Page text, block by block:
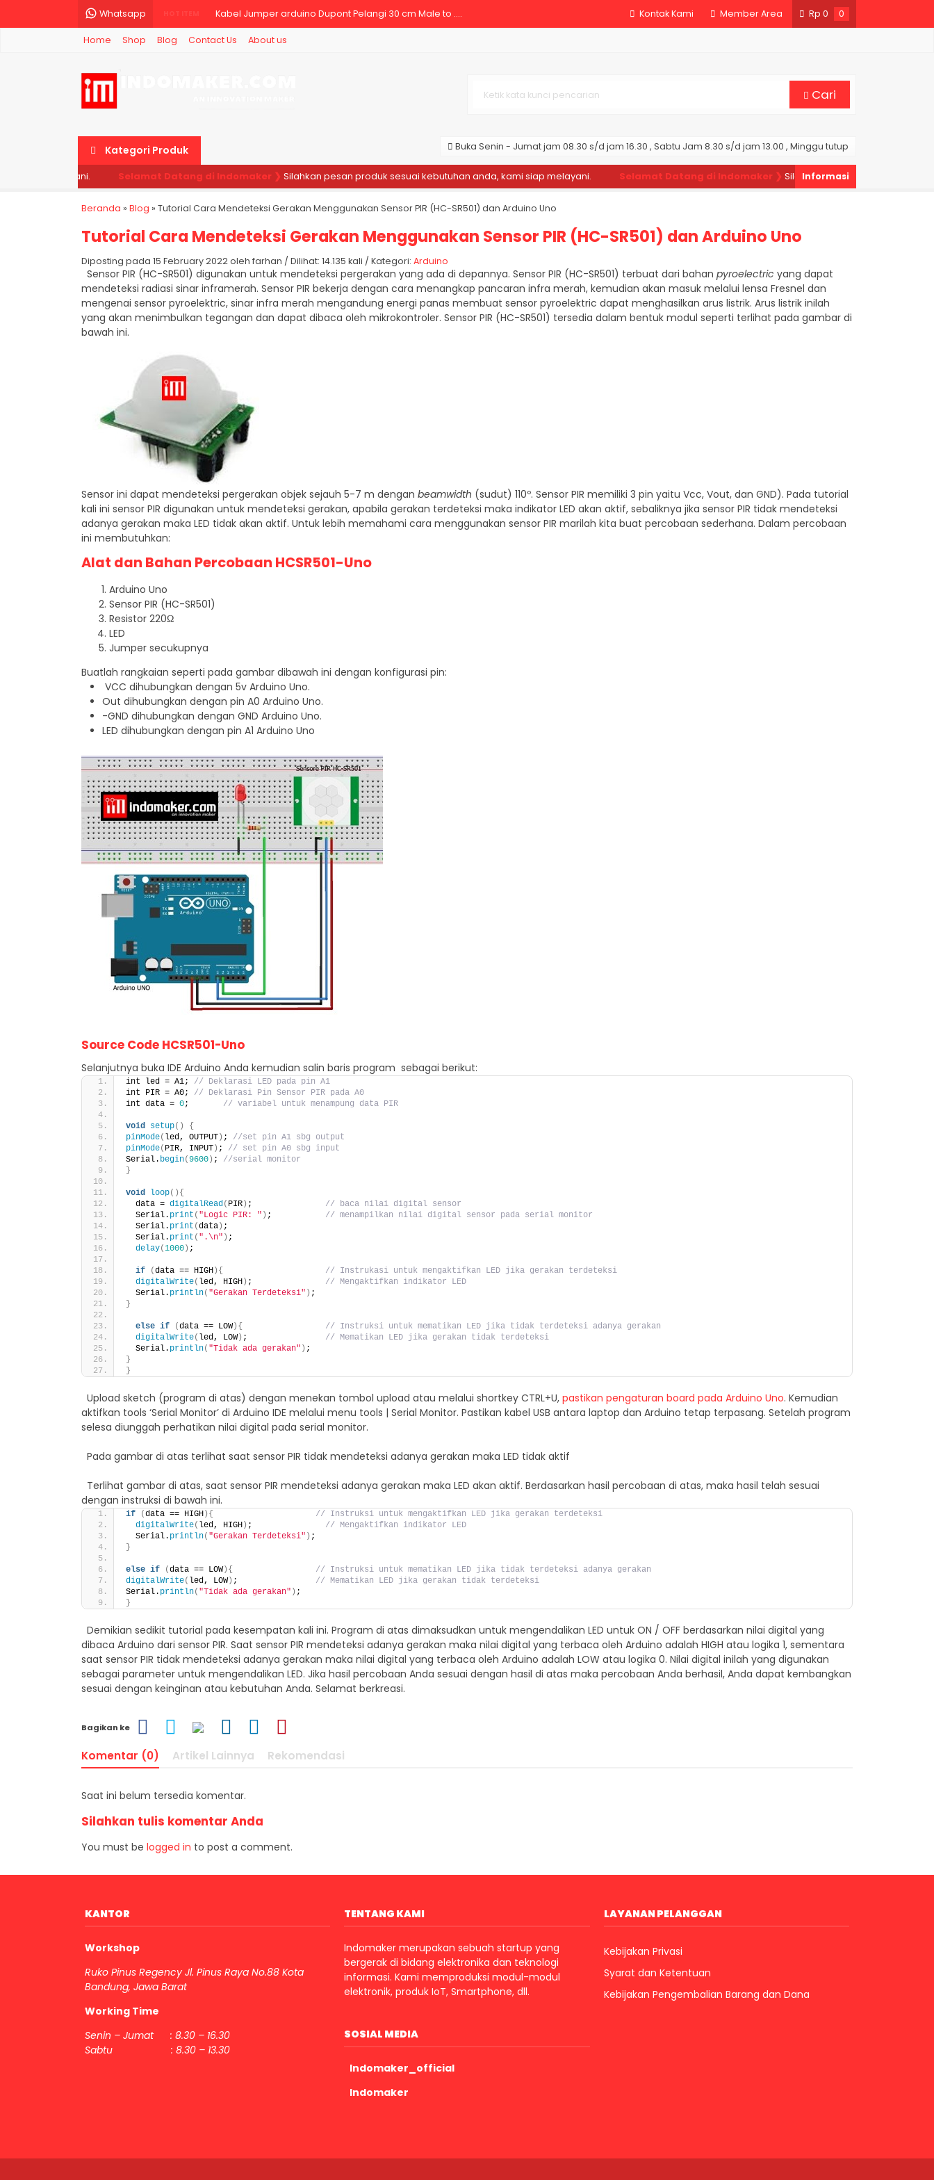
Whatsapp Kabel Jumper arduino Dupont Pelangi 30 cm Male to ....
E18-D80NK Infrared Obstacle Avoidance Sensor Proxi....
Dual Volt Amp Meter Digital Ampere Meter Voltmeter....
Kabel Jumper Arduino Dupont 20 cm Female to Male P....
Kapton Tape Polymide Film 50mm Polimida 50 mm Isol....
Kontak Kami Member Area Rp 0 0
Home Shop Blog Contact Us About us
Cari
Kategori Produk Buka Senin - Jumat jam 08.30 s/d jam 16.30 , Sabtu Jam 8.30 s/d jam 13.00 , Minggu tutup
Selamat Datang di Indomaker ❯Silahkan pesan produk sesuai kebutuhan anda, kami siap melayani. Selamat Datang di Indomaker ❯Silahkan pesan produk sesuai
Beranda » Blog » Tutorial Cara Mendeteksi Gerakan Menggunakan Sensor PIR (HC-SR501) dan Arduino Uno
Tutorial Cara Mendeteksi Gerakan Menggunakan Sensor PIR (HC-SR501) dan Arduino Uno
Diposting pada 15 February 2022 oleh farhan / Dilihat: 14.135 kali / Kategori: Arduino
Sensor PIR (HC-SR501) digunakan untuk mendeteksi pergerakan yang ada di depannya. Sensor PIR (HC-SR501) terbuat dari bahan pyroelectric yang dapat
mendeteksi radiasi sinar inframerah. Sensor PIR bekerja dengan cara menangkap pancaran infra merah, kemudian akan masuk melalui lensa Fresnel dan
mengenai sensor pyroelektric, sinar infra merah mengandung energi panas membuat sensor pyroelektric dapat menghasilkan arus listrik. Arus listrik inilah
yang akan menimbulkan tegangan dan dapat dibaca oleh mikrokontroler. Sensor PIR (HC-SR501) tersedia dalam bentuk modul seperti terlihat pada gambar di
bawah ini.
Sensor ini dapat mendeteksi pergerakan objek sejauh 5-7 m dengan beamwidth (sudut) 110º. Sensor PIR memiliki 3 pin yaitu Vcc, Vout, dan GND). Pada tutorial
kali ini sensor PIR digunakan untuk mendeteksi gerakan, apabila gerakan terdeteksi maka indikator LED akan aktif, sebaliknya jika sensor PIR tidak mendeteksi
adanya gerakan maka LED tidak akan aktif. Untuk lebih memahami cara menggunakan sensor PIR marilah kita buat percobaan sederhana. Dalam percobaan
ini membutuhkan:
Alat dan Bahan Percobaan HCSR501-Uno
Arduino Uno
Sensor PIR (HC-SR501)
Resistor 220Ω
LED
Jumper secukupnya
Buatlah rangkaian seperti pada gambar dibawah ini dengan konfigurasi pin:
VCC dihubungkan dengan 5v Arduino Uno.
Out dihubungkan dengan pin A0 Arduino Uno.
-GND dihubungkan dengan GND Arduino Uno.
LED dihubungkan dengan pin A1 Arduino Uno
Source Code HCSR501-Uno
Selanjutnya buka IDE Arduino Anda kemudian salin baris program sebagai berikut:
int led = A1; // Deklarasi LED pada pin A1
int PIR = A0; // Deklarasi Pin Sensor PIR pada A0
int data = 0; // variabel untuk menampung data PIR
void setup()
{
pinMode( led, OUTPUT ) ; //set pin A1 sbg output
pinMode( PIR, INPUT ) ; // set pin A0 sbg input
Serial. begin(9600 ) ; //serial monitor
}
void loop(){
  data =
digitalRead( PIR ) ; // baca nilai digital sensor
  Serial.
print ( "Logic PIR: " ) ; // menampilkan nilai digital sensor pada serial monitor
  Serial.
print (data ) ;
  Serial.
print ( ".\n" ) ;
delay(1000 ) ;
if (data == HIGH ){
// Instrukasi untuk mengaktifkan LED jika gerakan terdeteksi
digitalWrite( led, HIGH ) ; // Mengaktifkan indikator LED
  Serial.
println( "Gerakan Terdeteksi" ) ;
}
else if (data == LOW){
// Instruksi untuk mematikan LED jika tidak terdeteksi adanya gerakan
digitalWrite( led, LOW) ; // Mematikan LED jika gerakan tidak terdeteksi
  Serial.
println( "Tidak ada gerakan" ) ;
}
}
Upload sketch (program di atas) dengan menekan tombol upload atau melalui shortkey CTRL+U, pastikan pengaturan board pada Arduino Uno. Kemudian
aktifkan tools ‘Serial Monitor’ di Arduino IDE melalui menu tools | Serial Monitor. Pastikan kabel USB antara laptop dan Arduino tetap terpasang. Setelah program
selesa diunggah perhatikan nilai digital pada serial monitor.
Pada gambar di atas terlihat saat sensor PIR tidak mendeteksi adanya gerakan maka LED tidak aktif
Terlihat gambar di atas, saat sensor PIR mendeteksi adanya gerakan maka LED akan aktif. Berdasarkan hasil percobaan di atas, maka hasil telah sesuai
dengan instruksi di bawah ini.
if (data == HIGH ){
// Instruksi untuk mengaktifkan LED jika gerakan terdeteksi
digitalWrite( led, HIGH ) ; // Mengaktifkan indikator LED
  Serial.
println( "Gerakan Terdeteksi" ) ;
}
else if (data == LOW){
// Instruksi untuk mematikan LED jika tidak terdeteksi adanya gerakan
digitalWrite( led, LOW) ; // Mematikan LED jika gerakan tidak terdeteksi
Serial. println( "Tidak ada gerakan" ) ;
}
Demikian sedikit tutorial pada kesempatan kali ini. Program di atas dimaksudkan untuk mengendalikan LED untuk ON / OFF berdasarkan nilai digital yang
dibaca Arduino dari sensor PIR. Saat sensor PIR mendeteksi adanya gerakan maka nilai digital yang terbaca oleh Arduino adalah HIGH atau logika 1, sementara
saat sensor PIR tidak mendeteksi adanya gerakan maka nilai digital yang terbaca oleh Arduino adalah LOW atau logika 0. Nilai digital inilah yang digunakan
sebagai parameter untuk mengendalikan LED. Jika hasil percobaan Anda sesuai dengan hasil di atas maka percobaan Anda berhasil, Anda dapat kembangkan
sesuai dengan keinginan atau kebutuhan Anda. Selamat berkreasi.
Bagikan ke
Komentar (0) Artikel Lainnya Rekomendasi
Saat ini belum tersedia komentar.
Silahkan tulis komentar Anda
You must be logged in to post a comment.
KANTOR
Workshop
Ruko Pinus Regency Jl. Pinus Raya No.88 Kota
Bandung, Jawa Barat
Working Time
Senin – Jumat : 8.30 – 16.30
Sabtu : 8.30 – 13.30
TENTANG KAMI
Indomaker merupakan sebuah startup yang
bergerak di bidang elektronika dan teknologi
informasi. Kami memproduksi modul-modul
elektronik, produk IoT, Smartphone, dll.
SOSIAL MEDIA
Indomaker_official
Indomaker
LAYANAN PELANGGAN
Kebijakan Privasi
Syarat dan Ketentuan
Kebijakan Pengembalian Barang dan Dana